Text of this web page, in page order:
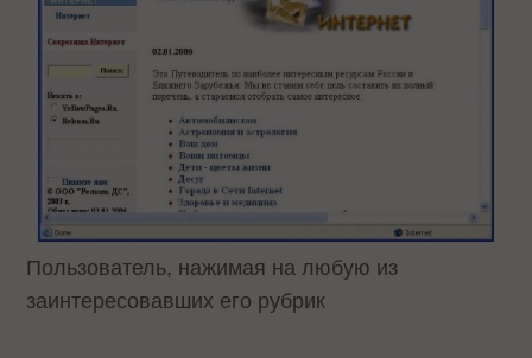
Пользователь, нажимая на любую из
заинтересовавших его рубрик